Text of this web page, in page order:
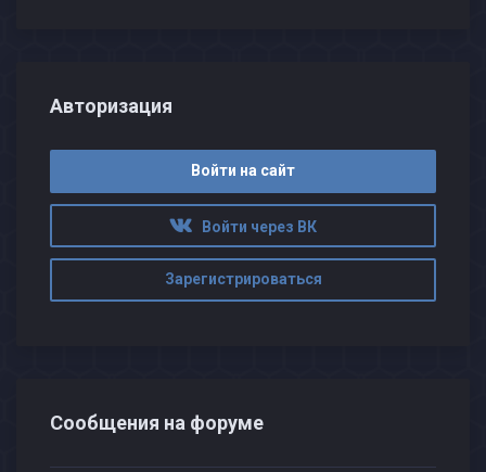
Авторизация
Войти на сайт
Войти через ВК
Зарегистрироваться
Сообщения на форуме